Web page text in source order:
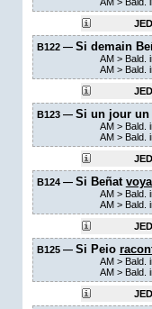
B122 — Si demain
AM> Bald.
AM> Bald.
B123 — Si un jour un
AM> Bald.
AM> Bald.
B124 — Si Beñat
AM> Bald.
AM> Bald.
B125 — Si Peio
AM> Bald.
AM> Bald.